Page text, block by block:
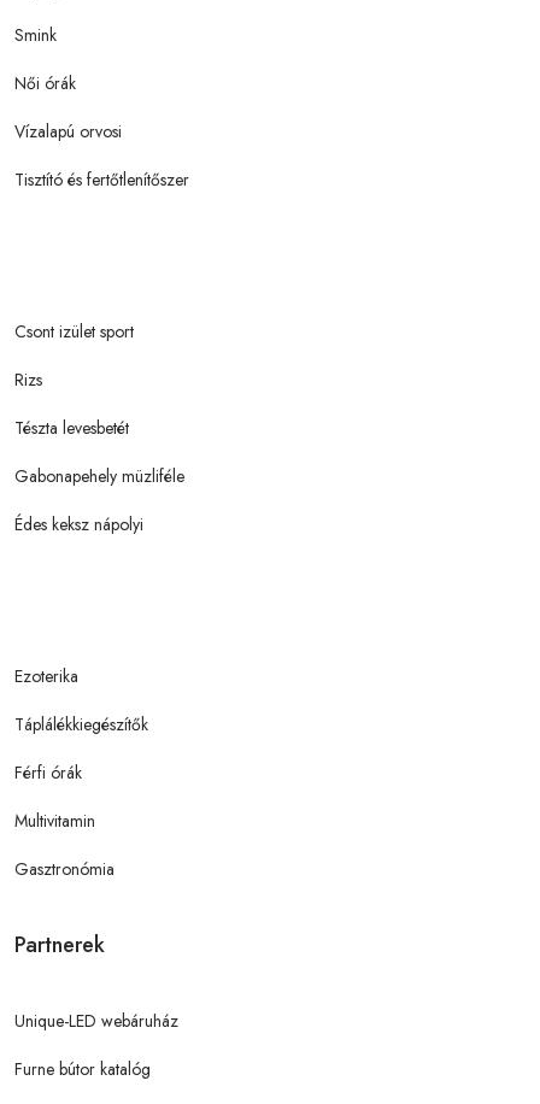
Smink
Női órák
Vízalapú orvosi
Tisztító és fertőtlenítőszer
Csont izület sport
Rizs
Tészta levesbetét
Gabonapehely müzliféle
Édes keksz nápolyi
Ezoterika
Táplálékkiegészítők
Férfi órák
Multivitamin
Gasztronómia
Partnerek
Unique-LED webáruház
Furne bútor katalóg